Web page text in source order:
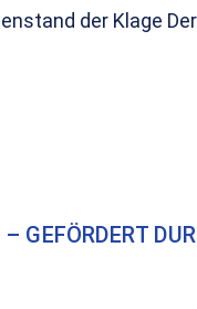
der Klage
GEFÖRDERT